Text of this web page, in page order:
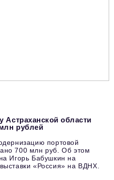
Астраханской области
рублей
портовой
700 млн руб. Об этом
Игорь Бабушкин на
«Россия» на ВДНХ.